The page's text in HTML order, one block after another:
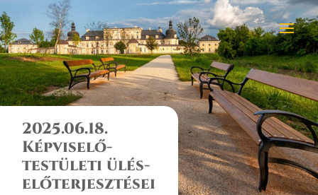
2025.06.18.
Képviselő-
testületi ülés-
előterjesztései